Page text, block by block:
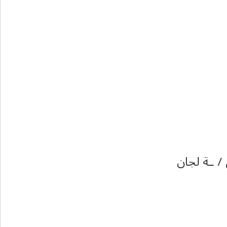
ـة لجان